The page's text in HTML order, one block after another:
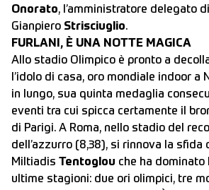
Onorato, l’amministratore delegato
Gianpiero Strisciuglio.
FURLANI, È UNA NOTTE MAGICA
Allo stadio Olimpico è pronto a
l’idolo di casa, oro mondiale indoor a
in lungo, sua quinta medaglia
eventi tra cui spicca certamente il
di Parigi. A Roma, nello stadio del
dell’azzurro (8,38), si rinnova la sfida
Miltiadis Tentoglou che ha dominato
ultime stagioni: due ori olimpici, tre